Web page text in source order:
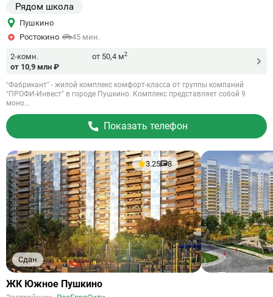
Рядом школа
Пушкино
Ростокино
45 мин.
2-комн. от 50,4 м2
от 10,9 млн ₽
“Фабрикант” - жилой комплекс комфорт-класса от группы компаний
“ПРОФИ-Инвест” в городе Пушкино. Комплекс представляет собой 9
моно...
Показать телефон
Сдан
3.25 8
Ссылка
ЖК Южное Пушкино